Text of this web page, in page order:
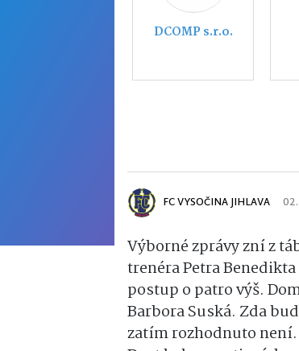
MITSUBISHI
FC VYSOČINA JIHLAVA
Výborné zprávy zní z
trenéra Petra
postup o patro výš.
Barbora Suská. Zda
zatím rozhodnuto není.